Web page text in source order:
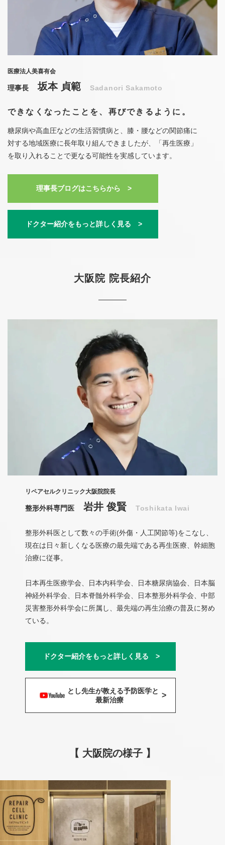
医療法人美喜有会
理事長 坂本 貞範 Sadanori Sakamoto
できなくなったことを、 再びできるように。
糖尿病や高血圧などの生活習慣病と、膝・腰などの関節痛に
対する地域医療に長年取り組んできましたが、「再生医療」
を取り入れることで更なる可能性を実感しています。
理事長ブログはこちらから >
ドクター紹介をもっと詳しく見る >
大阪院 院長紹介
リペアセルクリニック大阪院院長
整形外科専門医 岩井 俊賢 Toshikata Iwai
整形外科医として数々の手術(外傷・人工関節等)をこなし、
現在は日々新しくなる医療の最先端である再生医療、幹細胞
治療に従事。
日本再生医療学会、日本内科学会、日本糖尿病協会、日本脳
神経外科学会、日本脊髄外科学会、日本整形外科学会、中部
災害整形外科学会に所属し、最先端の再生治療の普及に努め
ている。
ドクター紹介をもっと詳しく見る >
とし先生が教える予防医学と
最新治療
>
【 大阪院の様子 】